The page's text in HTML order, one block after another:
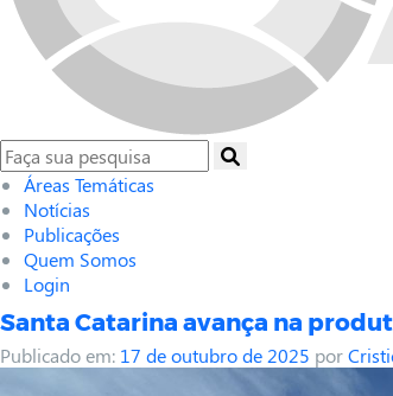
Áreas Temáticas
Notícias
Publicações
Quem Somos
Login
Santa Catarina avança na
Publicado em: 17 de outubro de 2025 por